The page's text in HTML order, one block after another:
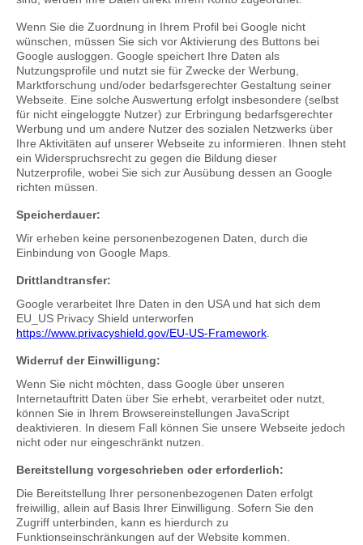
Wenn Sie die Zuordnung in Ihrem Profil bei Google nicht
wünschen, müssen Sie sich vor Aktivierung des Buttons bei
Google ausloggen. Google speichert Ihre Daten als
Nutzungsprofile und nutzt sie für Zwecke der Werbung,
Marktforschung und/oder bedarfsgerechter Gestaltung seiner
Webseite. Eine solche Auswertung erfolgt insbesondere (selbst
für nicht eingeloggte Nutzer) zur Erbringung bedarfsgerechter
Werbung und um andere Nutzer des sozialen Netzwerks über
Ihre Aktivitäten auf unserer Webseite zu informieren. Ihnen steht
ein Widerspruchsrecht zu gegen die Bildung dieser
Nutzerprofile, wobei Sie sich zur Ausübung dessen an Google
richten müssen.
Speicherdauer:
Wir erheben keine personenbezogenen Daten, durch die
Einbindung von Google Maps.
Drittlandtransfer:
Google verarbeitet Ihre Daten in den USA und hat sich dem
EU_US Privacy Shield unterworfen
https://www.privacyshield.gov/EU-US-Framework
Widerruf der Einwilligung:
Wenn Sie nicht möchten, dass Google über unseren
Internetauftritt Daten über Sie erhebt, verarbeitet oder nutzt,
können Sie in Ihrem Browsereinstellungen JavaScript
deaktivieren. In diesem Fall können Sie unsere Webseite jedoch
nicht oder nur eingeschränkt nutzen.
Bereitstellung vorgeschrieben oder erforderlich:
Die Bereitstellung Ihrer personenbezogenen Daten erfolgt
freiwillig, allein auf Basis Ihrer Einwilligung. Sofern Sie den
Zugriff unterbinden, kann es hierdurch zu
Funktionseinschränkungen auf der Website kommen.